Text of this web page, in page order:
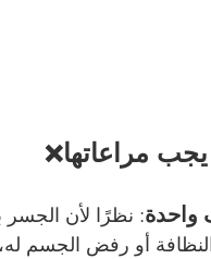
مراعاتها❌
: نظرًا لأن الجسر
أو رفض الجسم له،